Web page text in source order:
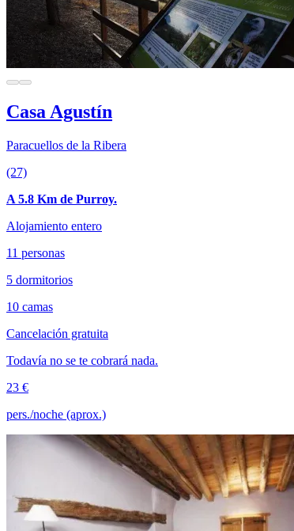
Casa Agustín
Paracuellos de la Ribera
(27)
A 5.8 Km de Purroy.
Alojamiento entero
11 personas
5 dormitorios
10 camas
Cancelación gratuita
Todavía no se te cobrará nada.
23 €
pers./noche (aprox.)